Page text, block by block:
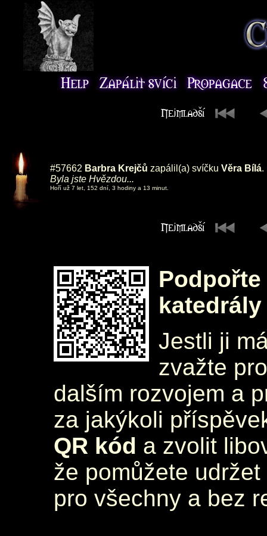
#57662 Barbra Krejčů zapálil(a) svíčku Věra Bílá.
Byla jste Hvězdou...
Hoří už 7 let, 152 dní, 3 hodiny a 13 minut.
katedrály
Jestli ji
zvažte
dalším rozvojem a
za jakýkoli
QR kód a zvolit
že pomůžete
pro všechny a bez